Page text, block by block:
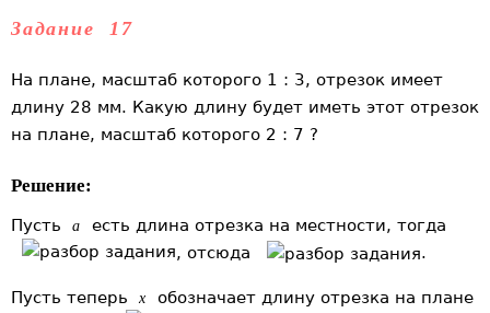
Задание 17
На плане, масштаб которого 1 : 3, отрезок имеет
длину 28 мм. Какую длину будет иметь этот отрезок
на плане, масштаб которого 2 : 7 ?
Решение:
Пусть a
есть длина отрезка на местности, тогда
, отсюда
.
Пусть теперь x
обозначает длину отрезка на плане